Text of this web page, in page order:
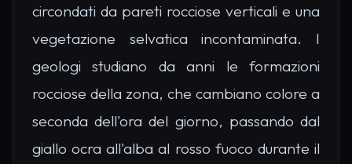
circondati da pareti rocciose verticali e una
vegetazione selvatica incontaminata. I
geologi studiano da anni le formazioni
rocciose della zona, che cambiano colore a
seconda dell'ora del giorno, passando dal
giallo ocra all'alba al rosso fuoco durante il